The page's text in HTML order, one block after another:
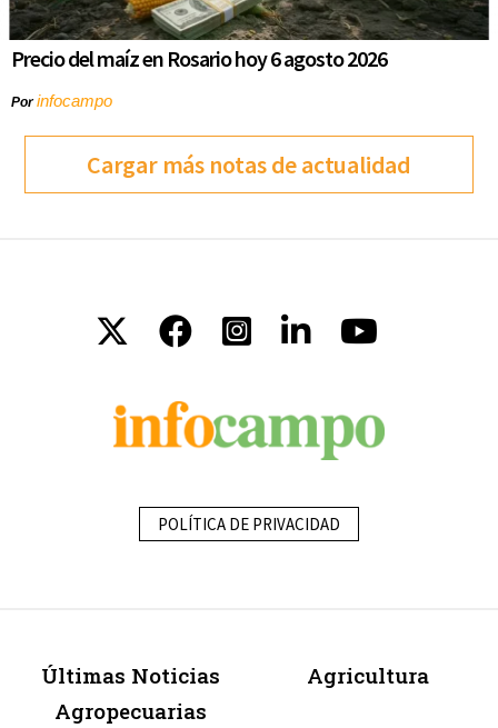
Precio del maíz en Rosario hoy 6 agosto 2026
Porinfocampo
Cargar más notas de actualidad
POLÍTICA DE PRIVACIDAD
Últimas Noticias
Agropecuarias
Agricultura